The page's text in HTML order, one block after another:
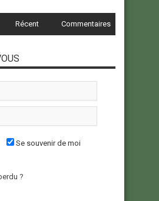
Récent Commentaires
Se souvenir de moi
?